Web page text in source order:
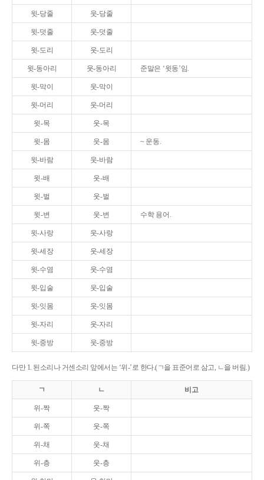
윗-당줄 웃-당줄
윗-덧줄 웃-덧줄
윗-도리 웃-도리
윗-동아리 웃-동아리 준말은 ‘윗동’임.
윗-막이 웃-막이
윗-머리 웃-머리
윗-목 웃-목
윗-몸 웃-몸 ~ 운동.
윗-바람 웃-바람
윗-배 웃-배
윗-벌 웃-벌
윗-변 웃-변 수학 용어.
윗-사랑 웃-사랑
윗-세장 웃-세장
윗-수염 웃-수염
윗-입술 웃-입술
윗-잇몸 웃-잇몸
윗-자리 웃-자리
윗-중방 웃-중방
다만 1. 된소리나 거센소리 앞에서는 ‘위-’로 한다.(ㄱ을 표준어로 삼고, ㄴ을 버림.)
ㄱ ㄴ 비고
위-짝 웃-짝
위-쪽 웃-쪽
위-채 웃-채
위-층 웃-층